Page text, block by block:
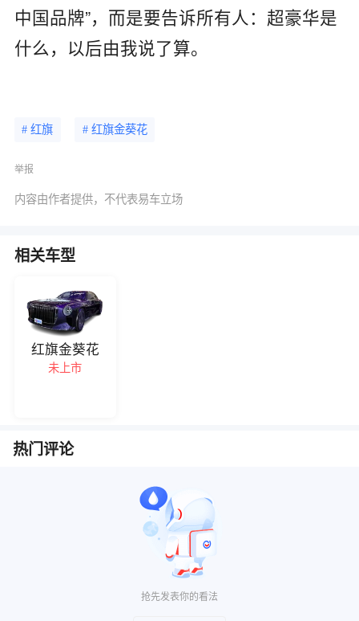
中国品牌”，而是要告诉所有人：超豪华是
什么，以后由我说了算。
# 红旗 # 红旗金葵花
举报
内容由作者提供，不代表易车立场
相关车型
红旗金葵花
未上市
热门评论
抢先发表你的看法